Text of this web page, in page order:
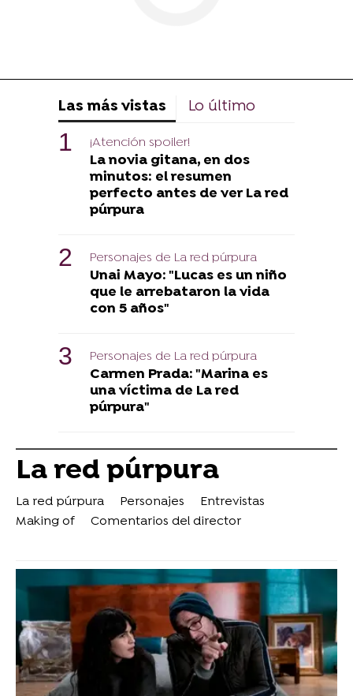
Las más vistas Lo último
¡Atención spoiler!
La novia gitana, en dos
minutos: el resumen
perfecto antes de ver La red
púrpura
Personajes de La red púrpura
Unai Mayo: "Lucas es un niño
que le arrebataron la vida
con 5 años"
Personajes de La red púrpura
Carmen Prada: "Marina es
una víctima de La red
púrpura"
La red púrpura
La red púrpura Personajes
Entrevistas
Making of
Comentarios del director